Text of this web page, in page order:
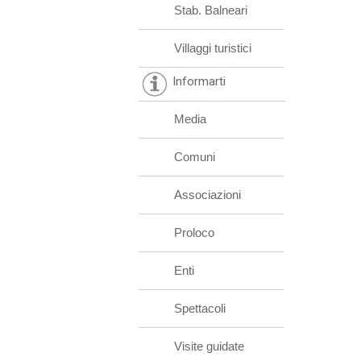
Stab. Balneari
Villaggi turistici
Informarti
Media
Comuni
Associazioni
Proloco
Enti
Spettacoli
Visite guidate